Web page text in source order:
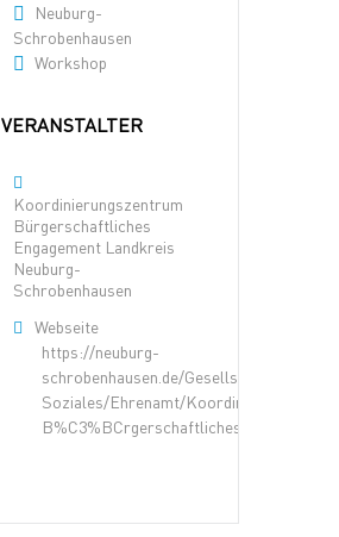
Neuburg-
Schrobenhausen
Workshop
VERANSTALTER
Koordinierungszentrum
Bürgerschaftliches
Engagement Landkreis
Neuburg-
Schrobenhausen
Webseite
https://neuburg-
schrobenhausen.de/Gesellschaft-und-
Soziales/Ehrenamt/
B%C3%BCrgerschaftliches-